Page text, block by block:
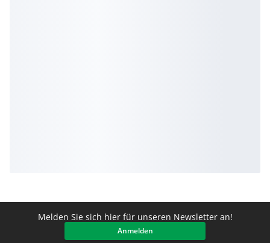
Melden Sie sich hier für unseren Newsletter an!
Anmelden